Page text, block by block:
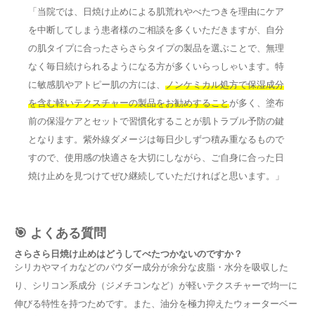
「当院では、日焼け止めによる肌荒れやべたつきを理由にケア
を中断してしまう患者様のご相談を多くいただきますが、自分
の肌タイプに合ったさらさらタイプの製品を選ぶことで、無理
なく毎日続けられるようになる方が多くいらっしゃいます。特
に敏感肌やアトピー肌の方には、 ノンケミカル処方で保湿成分
を含む軽いテクスチャーの製品をお勧めすることが多く、塗布
前の保湿ケアとセットで習慣化することが肌トラブル予防の鍵
となります。紫外線ダメージは毎日少しずつ積み重なるもので
すので、使用感の快適さを大切にしながら、ご自身に合った日
焼け止めを見つけてぜひ継続していただければと思います。」
🎯 よくある質問
さらさら日焼け止めはどうしてべたつかないのですか？
シリカやマイカなどのパウダー成分が余分な皮脂・水分を吸収した
り、シリコン系成分（ジメチコンなど）が軽いテクスチャーで均一に
伸びる特性を持つためです。また、油分を極力抑えたウォーターベー